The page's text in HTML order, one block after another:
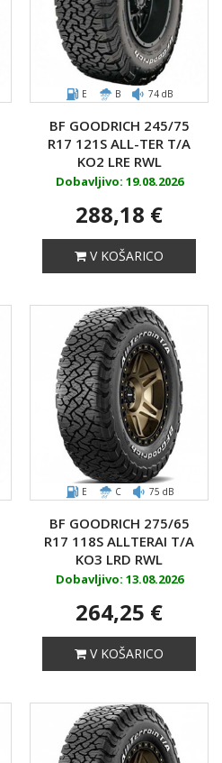
E B 74 dB
BF GOODRICH 245/75
R17 121S ALL-TER T/A
KO2 LRE RWL
Dobavljivo: 19.08.2026
288,18 €
V KOŠARICO
E C 75 dB
BF GOODRICH 275/65
R17 118S ALLTERAI T/A
KO3 LRD RWL
Dobavljivo: 13.08.2026
264,25 €
V KOŠARICO